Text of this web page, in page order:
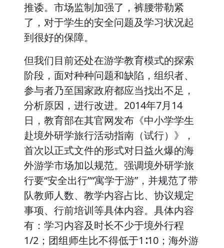
推诿。市场监制加强了，裤腰带勒紧
了，对于学生的安全问题及学习状况起
到很好的保障。
但我们目前还处在游学教育模式的探索
阶段，面对种种问题和缺陷，组织者、
参与者乃至国家政府都应当找出不足，
分析原因，进行改进。2014年7月14
日，教育部在其官网发布《中小学学生
赴境外研学旅行活动指南（试行）》，
首次以正式文件的形式对日益火爆的海
外游学市场加以规范。强调境外研学旅
行要“安全出行”“寓学于游”，并规范了带
队教师人数、教学内容占比、协议规定
事项、行前培训等具体内容。具体内容
有：学习内容及时长不少于境外行程
1/2；团组师生比不得低于1∶10；海外游